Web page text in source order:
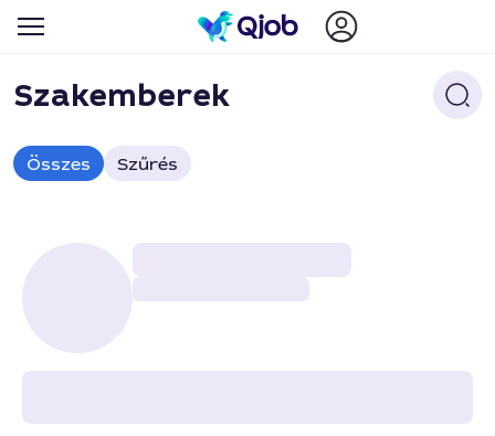
Szakemberek
Összes Szűrés